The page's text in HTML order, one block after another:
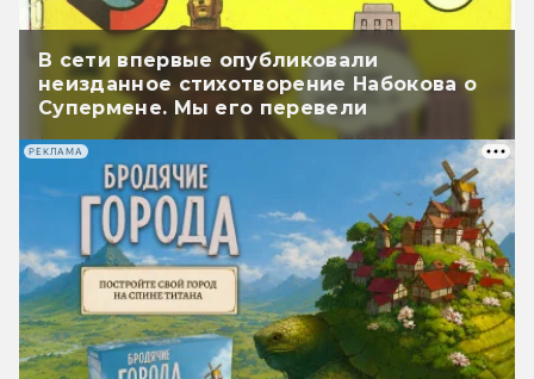
В сети впервые опубликовали
неизданное стихотворение Набокова о
Супермене. Мы его перевели
РЕКЛАМА